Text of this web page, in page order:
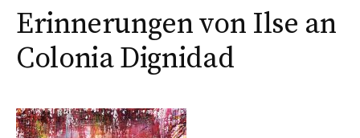
Erinnerungen von Ilse an
Colonia Dignidad